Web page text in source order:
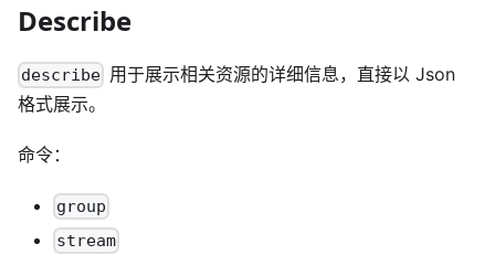
Describe
describe 用于展示相关资源的详细信息，直接以 Json
格式展示。
命令：
group
stream